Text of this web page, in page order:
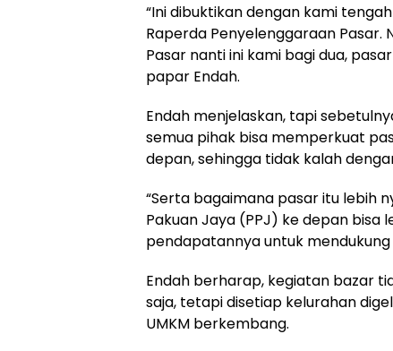
“Ini dibuktikan dengan kami
Raperda Penyelenggaraan Pasar.
Pasar nanti ini kami bagi dua,
papar Endah.
Endah menjelaskan, tapi
semua pihak bisa memperkuat
depan, sehingga tidak kalah
“Serta bagaimana pasar itu lebih
Pakuan Jaya (PPJ) ke depan
pendapatannya untuk mendukung
Endah berharap, kegiatan bazar
saja, tetapi disetiap kelurahan
UMKM berkembang.